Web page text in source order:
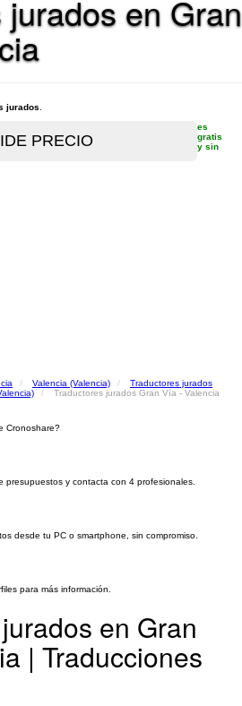
en Gran
jurados
es
gratis
y sin
Valencia (Valencia)
Traductores jurados
Traductores jurados Gran Vía - Valencia
Cronoshare?
presupuestos y contacta con 4 profesionales.
desde tu PC o smartphone, sin compromiso.
para más información.
en Gran
| Traducciones